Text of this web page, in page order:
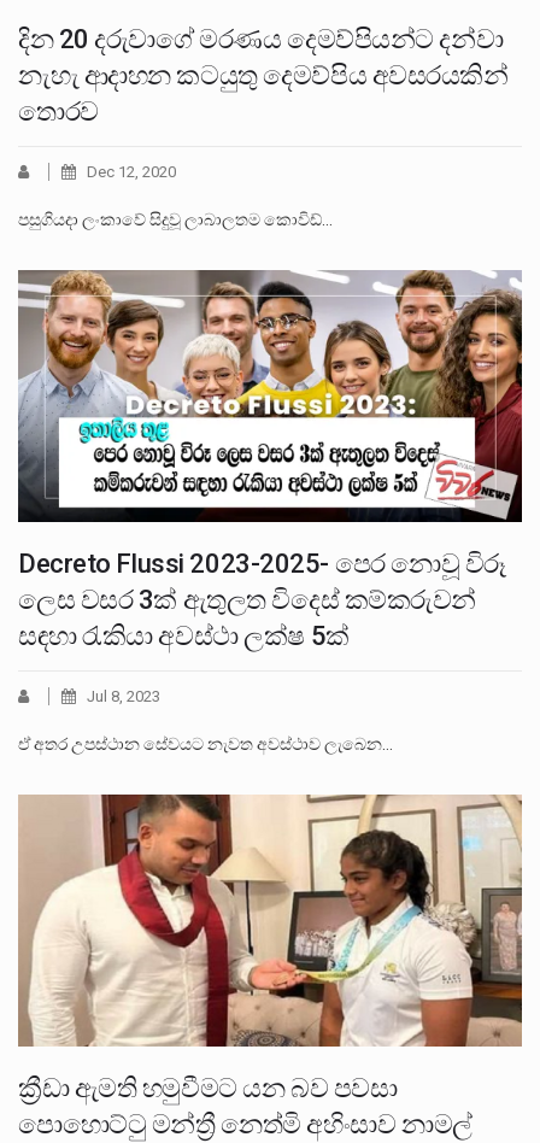
දින 20 දරුවාගේ මරණය දෙමව්පියන්ට දන්වා
නැහැ ආදාහන කටයුතු දෙමව්පිය අවසරයකින්
තොරව
Dec 12, 2020
පසුගියදා ලංකාවේ සිදුවූ ලාබාලතම කොවිඩ්…
Decreto Flussi 2023-2025- පෙර නොවූ විරූ
ලෙස වසර 3ක් ඇතුලත විදෙස් කම්කරුවන්
සඳහා රැකියා අවස්ථා ලක්ෂ 5ක්
Jul 8, 2023
ඒ අතර උපස්ථාන සේවයට නැවත අවස්ථාව ලැබෙන…
ක්‍රීඩා ඇමති හමුවීමට යන බව පවසා
පොහොට්ටු මන්ත්‍රී නෙත්මි අහිංසාව නාමල්